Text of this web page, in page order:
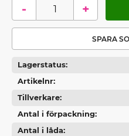
+
-
Lagerstatus
Artikelnr
Tillverkare
Antal i förpackning
Antal i låda